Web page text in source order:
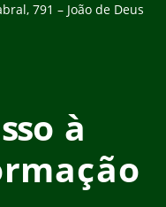
791 – João de Deus